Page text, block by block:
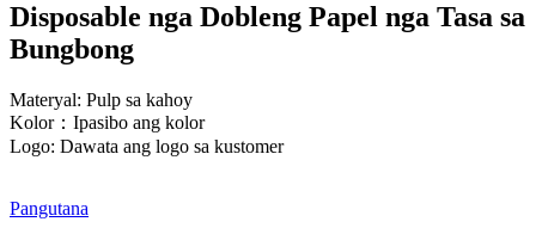
Disposable nga Dobleng Papel nga Tasa sa
Bungbong
Materyal: Pulp sa kahoy
Kolor：Ipasibo ang kolor
Logo: Dawata ang logo sa kustomer
Pangutana